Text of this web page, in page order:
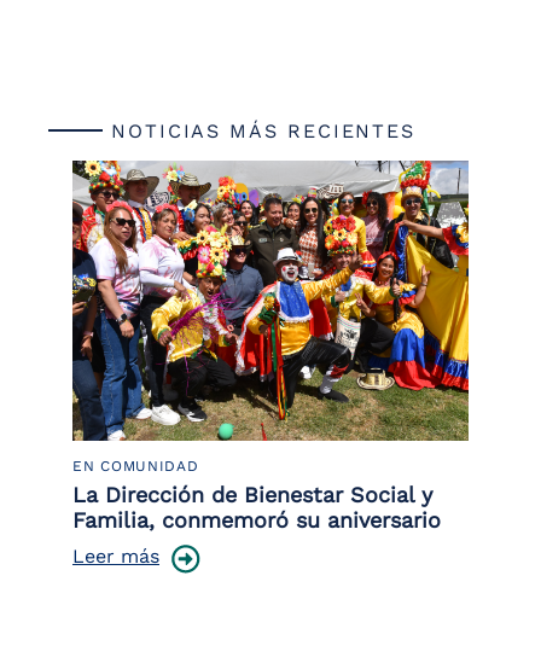
NOTICIAS MÁS RECIENTES
EN COMUNIDAD
La Dirección de Bienestar Social y
Familia, conmemoró su aniversario
Leer más